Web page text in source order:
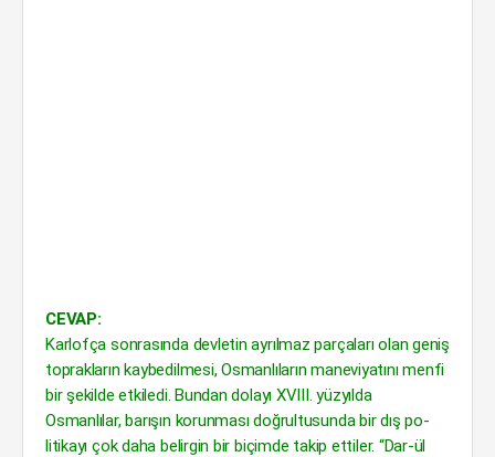
CEVAP:
Karlofça sonrasında devletin ayrılmaz parçaları olan geniş
toprak­ların kaybedilmesi, Osmanlıların maneviyatını menfi
bir şekilde etkiledi. Bundan dolayı XVIII. yüzyılda
Osmanlılar, barışın korunması doğrultusunda bir dış po­
litikayı çok daha belirgin bir biçimde takip ettiler. “Dar-ül